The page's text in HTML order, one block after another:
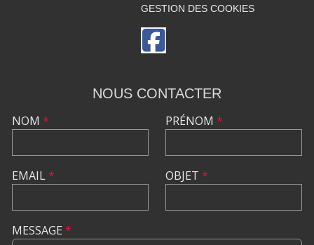
GESTION DES COOKIES
NOUS CONTACTER
NOM *
EMAIL*
PRÉNOM *
OBJET *
MESSAGE *